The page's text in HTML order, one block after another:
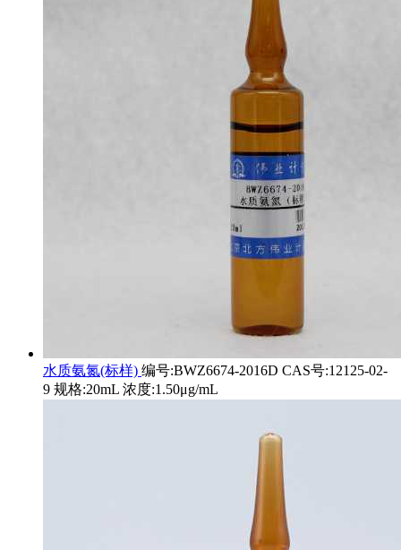
水质氨氮(标样) 编号:BWZ6674-2016D CAS号:12125-02-
9 规格:20mL 浓度:1.50μg/mL